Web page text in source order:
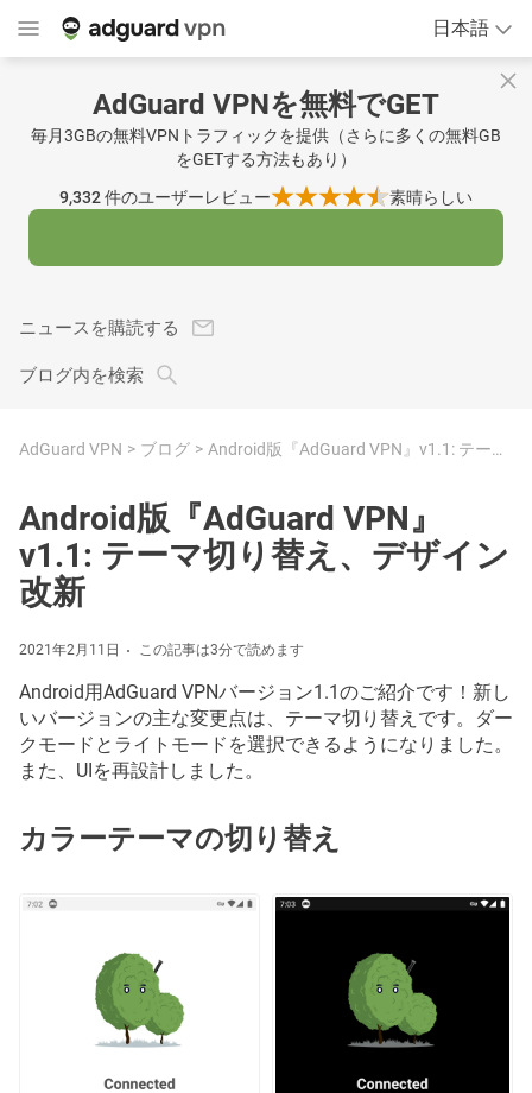
日本語
AdGuard VPNを無料でGET
毎月3GBの無料VPNトラフィックを提供（さらに多くの無料GB
をGETする方法もあり）
9,332件のユーザーレビュー 素晴らしい
ニュースを購読する
ブログ内を検索
AdGuard VPN ブログ Android版『AdGuard VPN』v1.1: テーマ切り替え、デザイン改新
Android版『AdGuard VPN』
v1.1: テーマ切り替え、デザイン
改新
2021年2月11日 この記事は3分で読めます
Android用AdGuard VPNバージョン1.1のご紹介です！新し
いバージョンの主な変更点は、テーマ切り替えです。ダー
クモードとライトモードを選択できるようになりました。
また、UIを再設計しました。
カラーテーマの切り替え